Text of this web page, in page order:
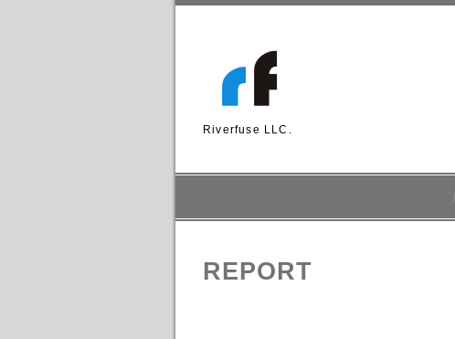
Riverfuse LLC.
REPORT